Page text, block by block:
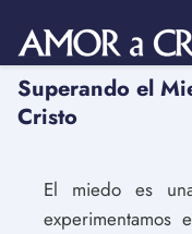
Superando el
Cristo
El miedo es
experimentamos